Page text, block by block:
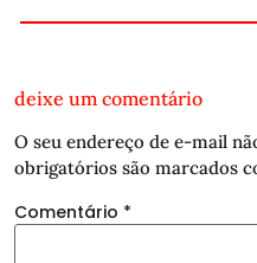
deixe um comentário
O seu endereço de e-mail
obrigatórios são marcados
Comentário *